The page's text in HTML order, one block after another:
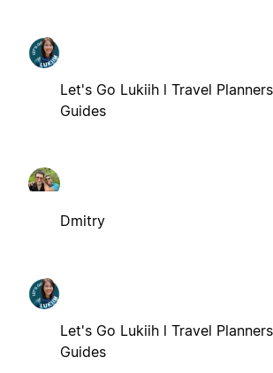
Let's Go Lukiih l Travel
Guides
Dmitry
Let's Go Lukiih l Travel
Guides